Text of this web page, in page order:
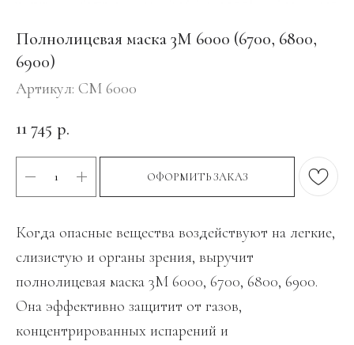
Полнолицевая маска 3М 6000 (6700, 6800,
6900)
Артикул: СМ 6000
11 745 р.
ОФОРМИТЬ ЗАКАЗ
Когда опасные вещества воздействуют на легкие,
слизистую и органы зрения, выручит
полнолицевая маска 3М 6000, 6700, 6800, 6900.
Она эффективно защитит от газов,
концентрированных испарений и